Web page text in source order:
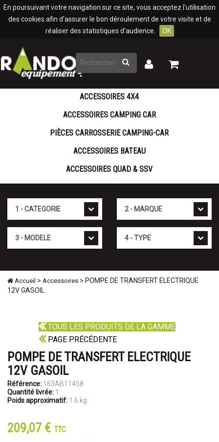
En poursuivant votre navigation sur ce site, vous acceptez l'utilisation
des cookies afin d'assurer le bon déroulement de votre visite et de
réaliser des statistiques d'audience.
OK
Rechercher
Mon
Mon
ACCESSOIRES 4X4
ACCESSOIRES CAMPING CAR
PIÈCES CARROSSERIE CAMPING-CAR
ACCESSOIRES BATEAU
ACCESSOIRES QUAD & SSV
Accueil > Accessoires > POMPE DE TRANSFERT ELECTRIQUE
12V GASOIL
TOUS LES PRODUITS DE LA GAMME
PAGE PRÉCÉDENTE
POMPE DE TRANSFERT ELECTRIQUE
12V GASOIL
Référence: 163AB11458
Quantité livrée: 1
Poids approximatif: 1.6 kg
209,07 € TTC
Panneau de gestion des cookies